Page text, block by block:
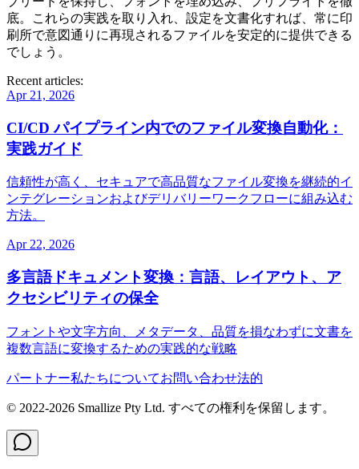
底。これらの実践を取り入れ、設定を文書化すれば、常に印
刷所で意図通りに再現されるファイルを安定的に提供できる
でしょう。
Recent articles:
Apr 21, 2026
CI/CD パイプライン内でのファイル変換自動化：
実践ガイド
信頼性が高く、セキュアで高品質なファイル変換を継続的イ
ンテグレーションおよびデリバリーワークフローに組み込む
方法。
Apr 22, 2026
多言語ドキュメント変換：言語、レイアウト、ア
クセシビリティの保全
フォントや文字方向、メタデータ、品質を損なわずに文書を
複数言語に変換するための実践的な戦略
パートナー私たちについてお問い合わせ法的
© 2022-2026 Smallize Pty Ltd. すべての権利を保留します。